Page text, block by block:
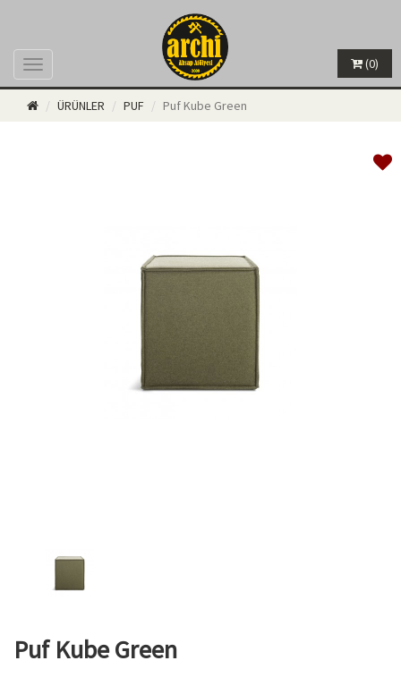
Menü (0)
ÜRÜNLER PUF Puf Kube Green
Puf Kube Green